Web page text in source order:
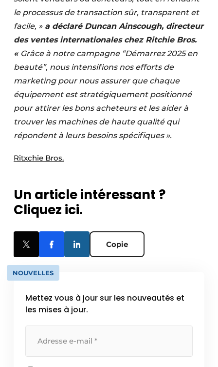
le processus de transaction sûr, transparent et
facile, »a déclaré Duncan Ainscough, directeur
des ventes internationales chez Ritchie Bros.
« Grâce à notre campagne “Démarrez 2025 en
beauté”, nous intensifions nos efforts de
marketing pour nous assurer que chaque
équipement est stratégiquement positionné
pour attirer les bons acheteurs et les aider à
trouver les machines de haute qualité qui
répondent à leurs besoins spécifiques ».
Ritxchie Bros.
Un article intéressant ?
Cliquez ici.
Copie
NOUVELLES
Mettez vous à jour sur les nouveautés et
les mises à jour.